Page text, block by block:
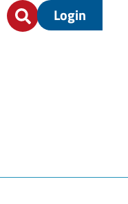
Login